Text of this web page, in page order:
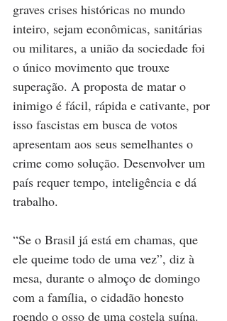
graves crises históricas no mundo
inteiro, sejam econômicas, sanitárias
ou militares, a união da sociedade foi
o único movimento que trouxe
superação. A proposta de matar o
inimigo é fácil, rápida e cativante, por
isso fascistas em busca de votos
apresentam aos seus semelhantes o
crime como solução. Desenvolver um
país requer tempo, inteligência e dá
trabalho.
“Se o Brasil já está em chamas, que
ele queime todo de uma vez”, diz à
mesa, durante o almoço de domingo
com a família, o cidadão honesto
roendo o osso de uma costela suína.